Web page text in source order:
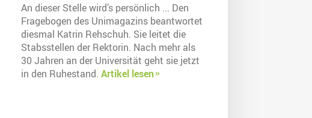
An dieser Stelle wird’s persönlich ... Den
Fragebogen des Unimagazins beantwortet
diesmal Katrin Rehschuh. Sie leitet die
Stabsstellen der Rektorin. Nach mehr als
30 Jahren an der Universität geht sie jetzt
in den Ruhestand. Artikel lesen